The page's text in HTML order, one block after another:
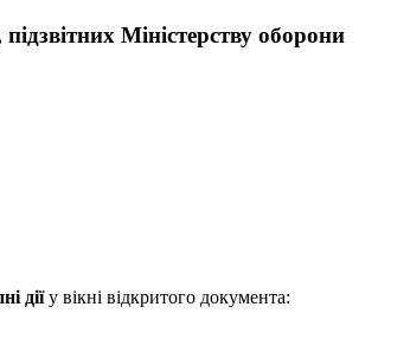
Міністерству оборони
діїу вікні відкритого документа: